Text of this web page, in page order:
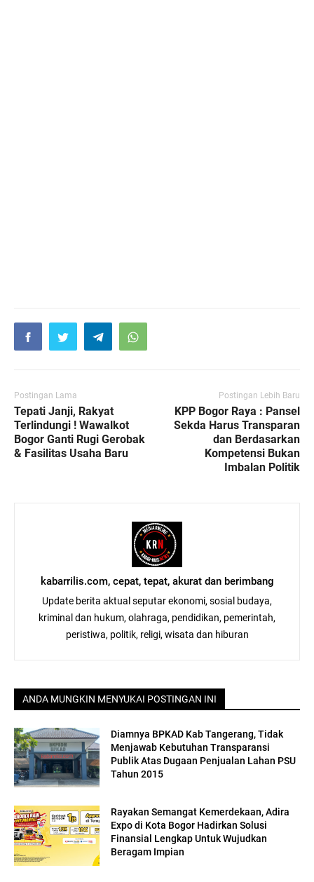
Postingan Lama
Tepati Janji, Rakyat
Terlindungi ! Wawalkot
Bogor Ganti Rugi Gerobak
& Fasilitas Usaha Baru
Postingan Lebih Baru
KPP Bogor Raya : Pansel
Sekda Harus Transparan
dan Berdasarkan
Kompetensi Bukan
Imbalan Politik
kabarrilis.com, cepat, tepat, akurat dan berimbang
Update berita aktual seputar ekonomi, sosial budaya,
kriminal dan hukum, olahraga, pendidikan, pemerintah,
peristiwa, politik, religi, wisata dan hiburan
ANDA MUNGKIN MENYUKAI POSTINGAN INI
Diamnya BPKAD Kab Tangerang, Tidak
Menjawab Kebutuhan Transparansi
Publik Atas Dugaan Penjualan Lahan PSU
Tahun 2015
Rayakan Semangat Kemerdekaan, Adira
Expo di Kota Bogor Hadirkan Solusi
Finansial Lengkap Untuk Wujudkan
Beragam Impian